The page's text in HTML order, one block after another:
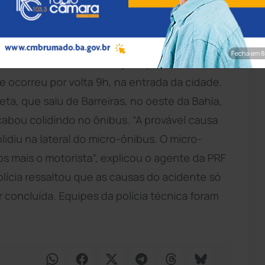
informações da Polícia Civil, outros dois
não conseguiu parar após ser atingido pelo
destino a cidade baiana de Senhor do
. Eles tinham viajado para Goiás a
ocorreu por volta 9h, na entrada da cidade.
que saiu de Barreiras, no oeste da Bahia,
colidindo no ônibus. “A provável causa
na lateral do micro-ônibus. O micro-
mais o motorista”, explicou o agente da PRF
ressaltou que as causas do acidente só
Equipes da polícia técnica foram
Fecha em